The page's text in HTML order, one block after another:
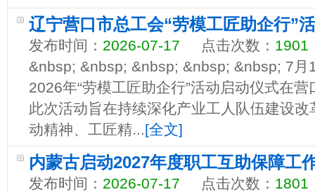
辽宁营口市总工会“劳模工匠助企行”
发布时间： 2026-07-17 点击次数： 1901
&nbsp; &nbsp; &nbsp; &nbsp; &nbsp; 7月
2026年“劳模工匠助企行”活动启动仪式在
此次活动旨在持续深化产业工人队伍建设
动精神、工匠精...[全文]
内蒙古启动2027年度职工互助保障工
发布时间： 2026-07-17 点击次数： 1801